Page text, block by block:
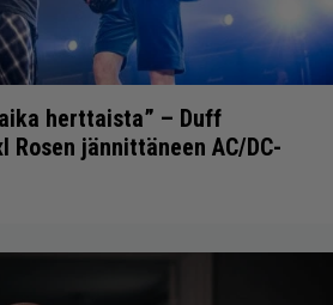
herttaista” – Duff
Rosen jännittäneen AC/DC-